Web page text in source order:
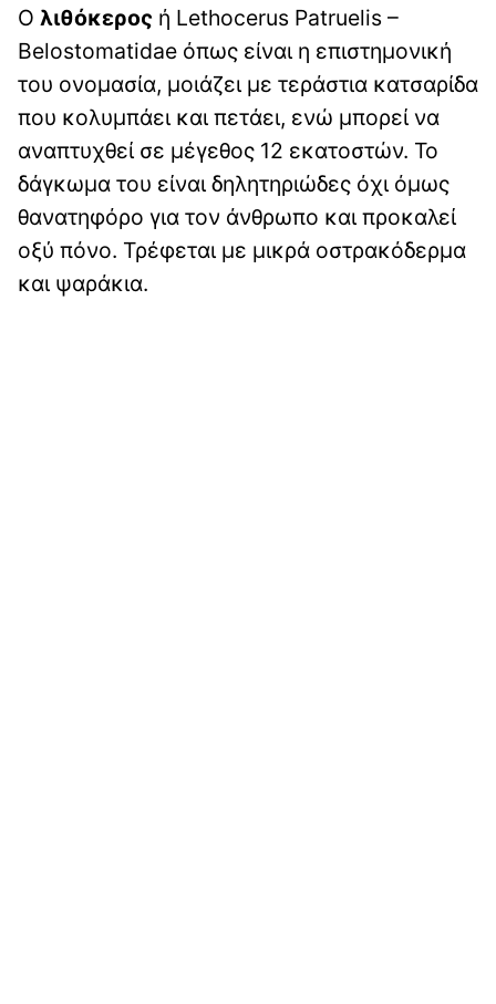
Ο λιθόκερος ή Lethocerus Patruelis –
Belostomatidae όπως είναι η επιστημονική
του ονομασία, μοιάζει με τεράστια κατσαρίδα
που κολυμπάει και πετάει, ενώ μπορεί να
αναπτυχθεί σε μέγεθος 12 εκατοστών. Το
δάγκωμα του είναι δηλητηριώδες όχι όμως
θανατηφόρο για τον άνθρωπο και προκαλεί
οξύ πόνο. Τρέφεται με μικρά οστρακόδερμα
και ψαράκια.